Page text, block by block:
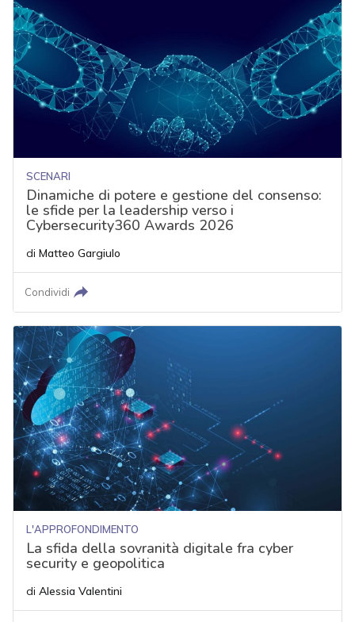
SCENARI
Dinamiche di potere e gestione del consenso:
le sfide per la leadership verso i
Cybersecurity360 Awards 2026
di Matteo Gargiulo
Condividi
L'APPROFONDIMENTO
La sfida della sovranità digitale fra cyber
security e geopolitica
di Alessia Valentini